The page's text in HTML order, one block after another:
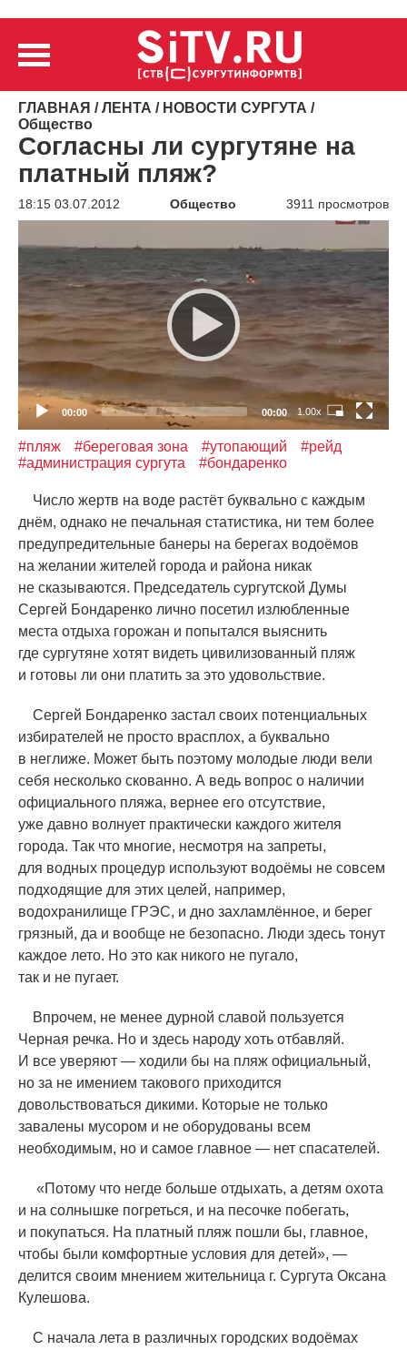
ГЛАВНАЯ /ЛЕНТА / НОВОСТИ СУРГУТА /
Общество
Согласны ли сургутяне на
платный пляж?
18:15 03.07.2012 Общество 3911 просмотров
00:00 00:00 1.00x
#пляж #береговая зона #утопающий
#рейд
#администрация сургута
#бондаренко
Число жертв на воде растёт буквально с каждым
днём, однако не печальная статистика, ни тем более
предупредительные банеры на берегах водоёмов
на желании жителей города и района никак
не сказываются. Председатель сургутской Думы
Сергей Бондаренко лично посетил излюбленные
места отдыха горожан и попытался выяснить
где сургутяне хотят видеть цивилизованный пляж
и готовы ли они платить за это удовольствие.
Сергей Бондаренко застал своих потенциальных
избирателей не просто врасплох, а буквально
в неглиже. Может быть поэтому молодые люди вели
себя несколько скованно. А ведь вопрос о наличии
официального пляжа, вернее его отсутствие,
уже давно волнует практически каждого жителя
города. Так что многие, несмотря на запреты,
для водных процедур используют водоёмы не совсем
подходящие для этих целей, например,
водохранилище ГРЭС, и дно захламлённое, и берег
грязный, да и вообще не безопасно. Люди здесь тонут
каждое лето. Но это как никого не пугало,
так и не пугает.
Впрочем, не менее дурной славой пользуется
Черная речка. Но и здесь народу хоть отбавляй.
И все уверяют — ходили бы на пляж официальный,
но за не имением такового приходится
довольствоваться дикими. Которые не только
завалены мусором и не оборудованы всем
необходимым, но и самое главное — нет спасателей.
«Потому что негде больше отдыхать, а детям охота
и на солнышке погреться, и на песочке побегать,
и покупаться. На платный пляж пошли бы, главное,
чтобы были комфортные условия для детей», —
делится своим мнением жительница г. Сургута Оксана
Кулешова.
С начала лета в различных городских водоёмах